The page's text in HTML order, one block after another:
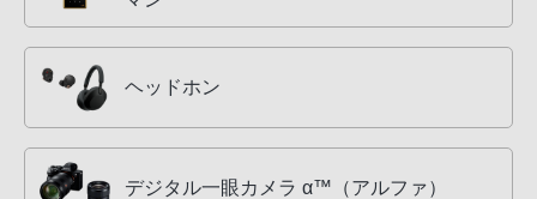
ヘッドホン
デジタル一眼カメラ α™（アルファ）